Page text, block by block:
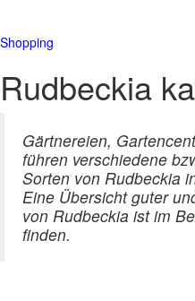
Shopping
Rudbeckia
Gärtnereien,
führen verschiedene
Sorten von Rudbeckia
Eine Übersicht guter
von Rudbeckia ist im
finden.